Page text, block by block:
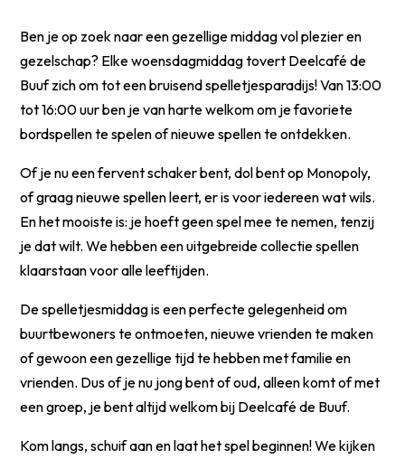
Ben je op zoek naar een gezellige middag vol plezier en
gezelschap? Elke woensdagmiddag tovert Deelcafé de
Buuf zich om tot een bruisend spelletjesparadijs! Van 13:00
tot 16:00 uur ben je van harte welkom om je favoriete
bordspellen te spelen of nieuwe spellen te ontdekken.
Of je nu een fervent schaker bent, dol bent op Monopoly,
of graag nieuwe spellen leert, er is voor iedereen wat wils.
En het mooiste is: je hoeft geen spel mee te nemen, tenzij
je dat wilt. We hebben een uitgebreide collectie spellen
klaarstaan voor alle leeftijden.
De spelletjesmiddag is een perfecte gelegenheid om
buurtbewoners te ontmoeten, nieuwe vrienden te maken
of gewoon een gezellige tijd te hebben met familie en
vrienden. Dus of je nu jong bent of oud, alleen komt of met
een groep, je bent altijd welkom bij Deelcafé de Buuf.
Kom langs, schuif aan en laat het spel beginnen! We kijken